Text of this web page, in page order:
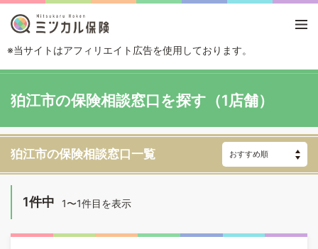
※当サイトはアフィリエイト広告を使用しております。
狛江市
狛江市の保険相談窓口を探す（1店舗）
狛江市の保険相談窓口一覧
1件中 1〜1件目を表示